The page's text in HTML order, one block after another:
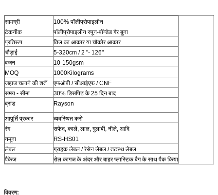
सामग्री
100% पॉलीप्रोपाइलीन
टेकनीक
पॉलीप्रोपाइलीन स्पून-बॉन्डेड गैर बुना
प्रतिरूप
तिल का आकार या चौकोर आकार
चौड़ाई
5-320cm / 2 "- 126"
वजन
10-150gsm
MOQ
1000Kilograms
जहाज चलाने की शर्तें
एफओबी / सीआईएफ / CNF
समय - सीमा
30% डिसपिट के 25 दिन बाद
ब्रांड
Rayson
आपूर्ति प्रकार
व्यवस्थित करो
रंग
सफेद, काले, लाल, गुलाबी, नीले, आदि
नमूना
RS-HS01
लेबल
ग्राहक लेबल / रेसेन लेबल / तटस्थ लेबल
पैकेज
रोल कागज के अंदर और बाहर प्लास्टिक बैग के साथ पैक किया
विवरण: